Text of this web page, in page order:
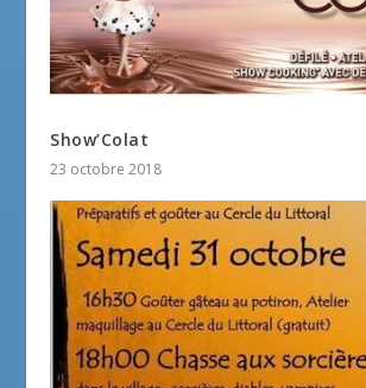
Show’Colat
23 octobre 2018